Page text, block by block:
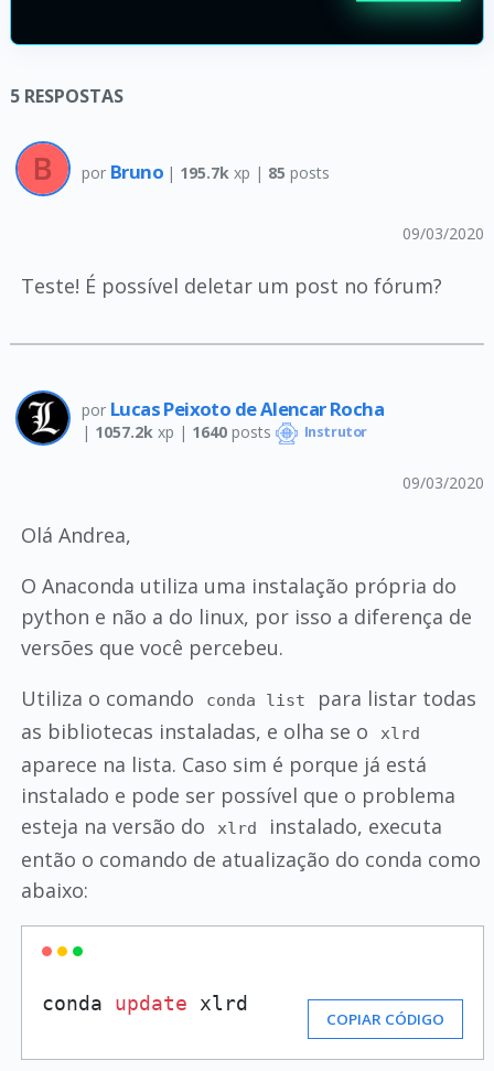
5 RESPOSTAS
por Bruno | 195.7k xp | 85 posts
09/03/2020
Teste! É possível deletar um post no fórum?
por Lucas Peixoto de Alencar Rocha
| 1057.2k xp | 1640posts Instrutor
09/03/2020
Olá Andrea,
O Anaconda utiliza uma instalação própria do
python e não a do linux, por isso a diferença de
versões que você percebeu.
Utiliza o comando
conda list
para listar todas
as bibliotecas instaladas, e olha se o
xlrd
aparece na lista. Caso sim é porque já está
instalado e pode ser possível que o problema
esteja na versão do
xlrd
instalado, executa
então o comando de atualização do conda como
abaixo:
conda update xlrd
COPIAR CÓDIGO